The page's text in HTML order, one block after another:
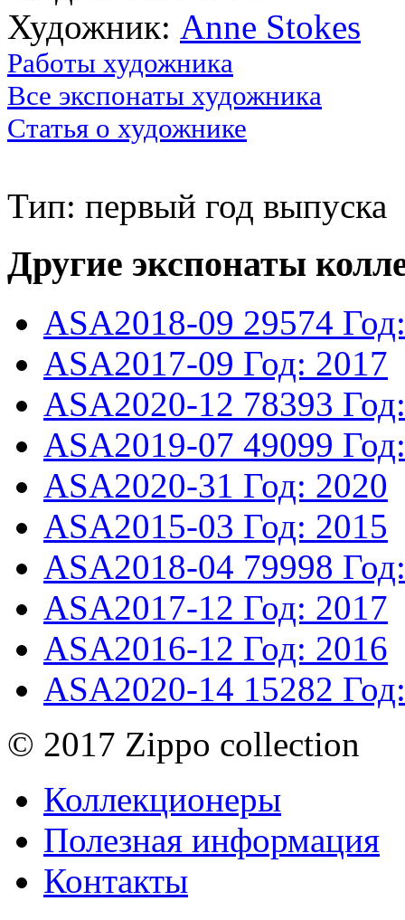
Художник: Anne Stokes
Работы художника
Все экспонаты художника
Статья о художнике
Тип: первый год выпуска
Другие экспонаты
ASA2018-09 29574
ASA2017-09 Год: 2017
ASA2020-12 78393
ASA2019-07 49099
ASA2020-31 Год: 2020
ASA2015-03 Год: 2015
ASA2018-04 79998
ASA2017-12 Год: 2017
ASA2016-12 Год: 2016
ASA2020-14 15282
© 2017 Zippo collection
Коллекционеры
Полезная информация
Контакты